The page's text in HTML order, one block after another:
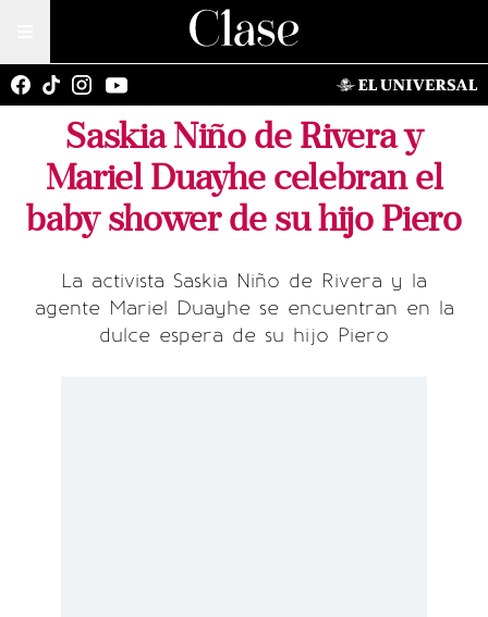
Saskia Niño de Rivera y
Mariel Duayhe celebran el
baby shower de su hijo Piero
La activista Saskia Niño de Rivera y la
agente Mariel Duayhe se encuentran en la
dulce espera de su hijo Piero